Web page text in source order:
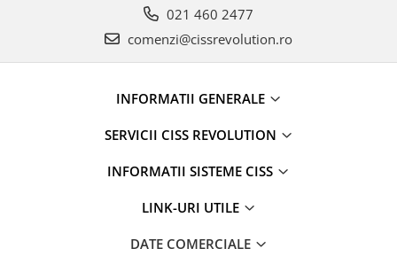
021 460 2477
comenzi@cissrevolution.ro
INFORMATII GENERALE
SERVICII CISS REVOLUTION
INFORMATII SISTEME CISS
LINK-URI UTILE
DATE COMERCIALE